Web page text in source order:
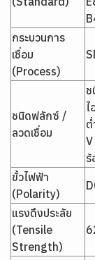
กระบวนการ
เชื่อม
(Process)
ชนิดฟลักซ์ /
ลวดเชื่อม
ช
ไ
ต่
ร้
ขั้วไฟฟ้า
(Polarity)
แรงดึงประลัย
(Tensile
Strength)